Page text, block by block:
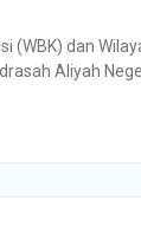
(WBK) dan
Aliyah